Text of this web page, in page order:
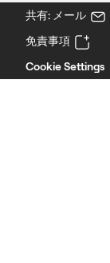
共有: メール
免責事項
Cookie Settings